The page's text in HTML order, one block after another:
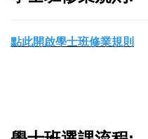
點此開啟學士班修業規則